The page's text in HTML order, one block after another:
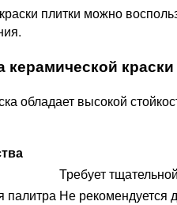
плитки можно
краски
обладает высокой
Требует
палитра Не рекомендуется